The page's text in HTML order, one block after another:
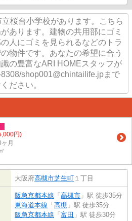
桜台小学校があります。こちら
あります。建物の共用部にゴミ
人にゴミを見られるなどのトラ
物件です。あなたの希望に合う
の豊富なARI HOMEスタッフが
shop001@chintailife.jpまで
ださい。
円)
月
大阪府高槻市芝生町 １丁目
阪急京都本線 「 高槻市 」駅 徒歩35分
東海道本線 「 高槻 」駅 徒歩35分
阪急京都本線 「 富田 」駅 徒歩30分